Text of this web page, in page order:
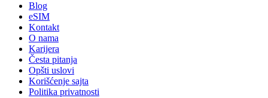
Blog
eSIM
Kontakt
O nama
Karijera
Česta pitanja
Opšti uslovi
Korišćenje sajta
Politika privatnosti